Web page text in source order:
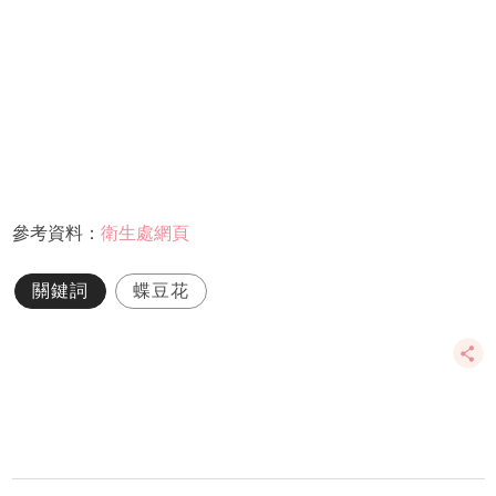
參考資料： 衛生處網頁
關鍵詞 蝶豆花